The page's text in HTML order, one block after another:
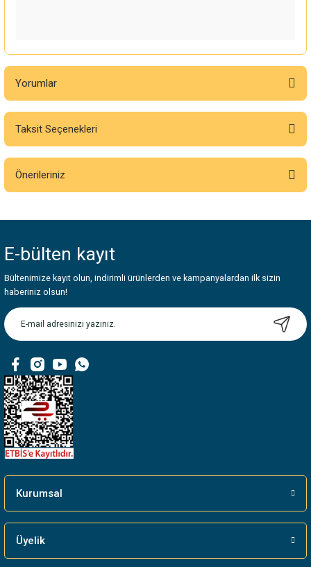
Yorumlar
Bu ürüne ilk yorumu siz yapın!
Taksit Seçenekleri
Önerileriniz
Görüş ve önerileriniz için teşekkür ederiz.
Ürün resmi kalitesiz, bozuk veya görüntülenemiyor.
Ürün açıklamasında eksik bilgiler bulunuyor.
Ürün bilgilerinde hatalar bulunuyor.
Bu ürüne benzer farklı alternatifler olmalı.
E-bülten kayıt
Bültenimize kayıt olun, indirimli ürünlerden ve kampanyalardan ilk sizin
haberiniz olsun!
Kurumsal
Üyelik